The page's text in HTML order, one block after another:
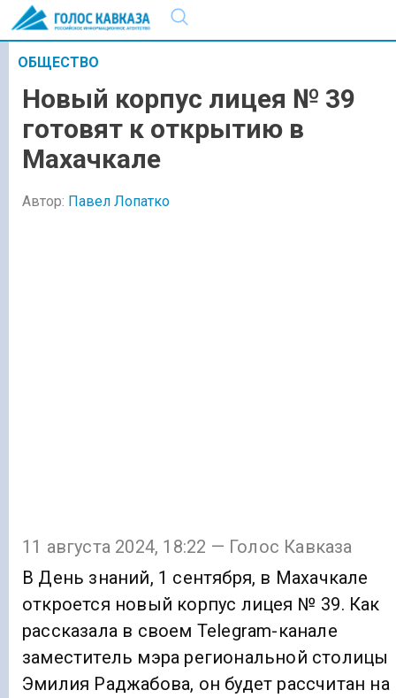
ОБЩЕСТВО
Новый корпус лицея № 39
готовят к открытию в
Махачкале
Автор: Павел Лопатко
11 августа 2024, 18:22 — Голос Кавказа
В День знаний, 1 сентября, в Махачкале
откроется новый корпус лицея № 39. Как
рассказала в своем Telegram-канале
заместитель мэра региональной столицы
Эмилия Раджабова, он будет рассчитан на